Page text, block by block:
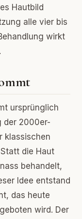
Hautbild
alle vier bis
wirkt
ursprünglich
der 2000er-
klassischen
die Haut
behandelt,
Idee entstand
das heute
wird. Der